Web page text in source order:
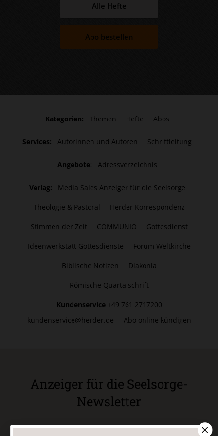
Alle Hefte
Abo bestellen
Kategorien: Themen Hefte Abos
Services: Autorinnen und Autoren Schriftleitung
Angebote: Adressverzeichnis
Verlag: Media Sales Anzeiger für die Seelsorge
Theologie & Pastoral Herder Korrespondenz
Stimmen der Zeit COMMUNIO Gottesdienst
Ideenwerkstatt Gottesdienste Forum Weltkirche
Biblische Notizen Diakonia
Römische Quartalschrift
Kundenservice +49 761 2717200
kundenservice@herder.de
Abo online kündigen
Anzeiger für die Seelsorge-
Newsletter
Ja, ich möchte den kostenlosen Anzeiger für die